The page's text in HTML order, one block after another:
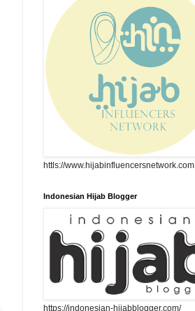
httls://www.hijabinfluencersnetwork.com
Indonesian Hijab Blogger
https://indonesian-hijabblogger.com/